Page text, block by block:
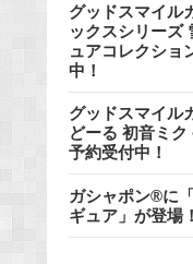
グッドスマイル
ックスシリーズ
ュアコレクショ
中！
グッドスマイル
どーる 初音ミ
予約受付中！
ガシャポン®に
ギュア」が登場！